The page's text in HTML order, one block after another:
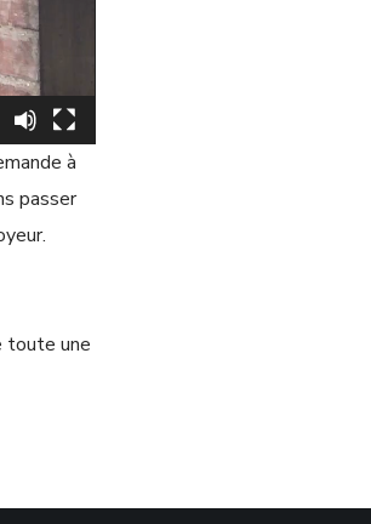
à
passer
toute une